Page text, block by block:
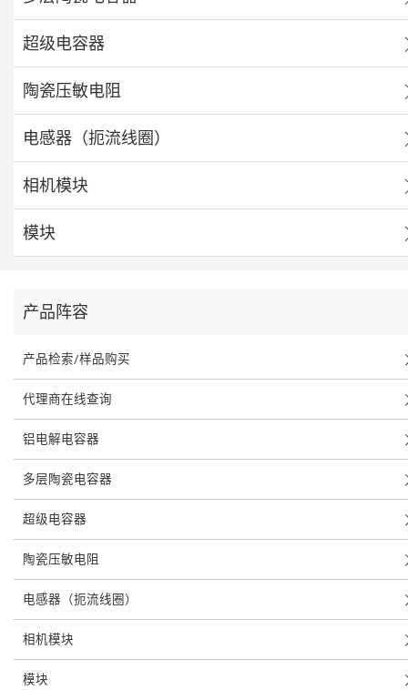
超级电容器
陶瓷压敏电阻
电感器（扼流线圈）
相机模块
模块
产品阵容
产品检索/样品购买
代理商在线查询
铝电解电容器
多层陶瓷电容器
超级电容器
陶瓷压敏电阻
电感器（扼流线圈）
相机模块
模块